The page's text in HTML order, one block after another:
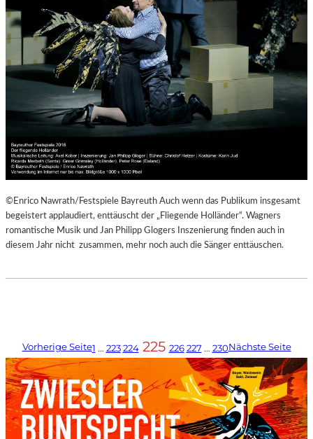
©Enrico Nawrath/Festspiele Bayreuth Auch wenn das Publikum insgesamt
begeistert applaudiert, enttäuscht der „Fliegende Holländer“. Wagners
romantische Musik und Jan Philipp Glogers Inszenierung finden auch in
diesem Jahr nicht zusammen, mehr noch auch die Sänger enttäuschen.
Vorherige Seite1 … 223 224 225 226 227 … 230Nächste Seite